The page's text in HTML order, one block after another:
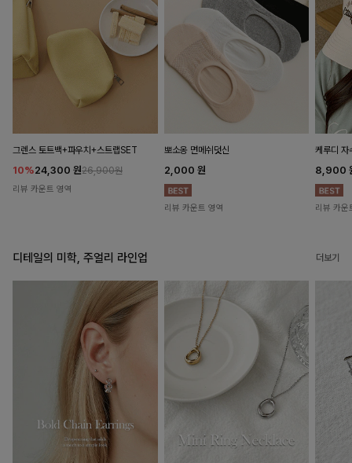
그렌스 토트백+파우치+스트랩SET
10%24,300 원26,900원
리뷰 카운트 영역
뽀소옹 면메쉬덧신
2,000 원
리뷰 카운트 영역
케루디 자
8,900
리뷰 카운
디테일의 미학, 주얼리 라인업 더보기